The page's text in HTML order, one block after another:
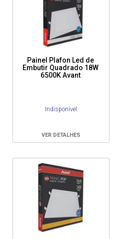
Painel Plafon Led de
Embutir Quadrado 18W
6500K Avant
Indisponível
VER DETALHES